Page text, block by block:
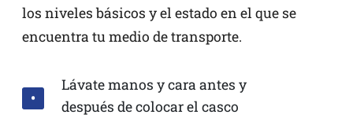
los niveles básicos y el estado en el que se
encuentra tu medio de transporte.
Lávate manos y cara antes y
después de colocar el casco